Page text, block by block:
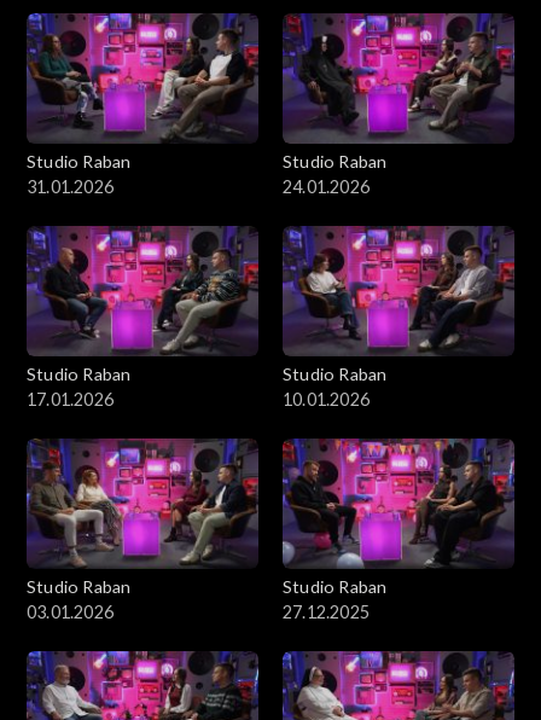
Studio Raban
31.01.2026
Studio Raban
24.01.2026
Studio Raban
17.01.2026
Studio Raban
10.01.2026
Studio Raban
03.01.2026
Studio Raban
27.12.2025